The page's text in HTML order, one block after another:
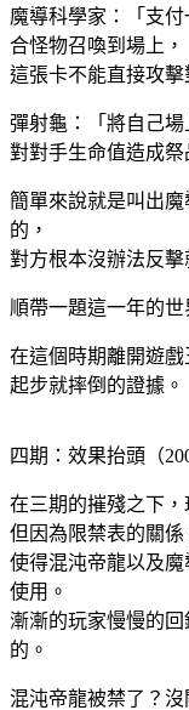
魔導科學家：「支
合怪物召喚到場上，
這張卡不能直接攻擊
彈射龜：「將自己場
對對手生命值造成祭
簡單來說就是叫出
的，
對方根本沒辦法反擊
順帶一題這一年的
在這個時期離開遊
起步就摔倒的證據。
四期：效果抬頭（
在三期的摧殘之下，
但因為限禁表的關係
使得混沌帝龍以及
使用。
漸漸的玩家慢慢的
的。
混沌帝龍被禁了？沒